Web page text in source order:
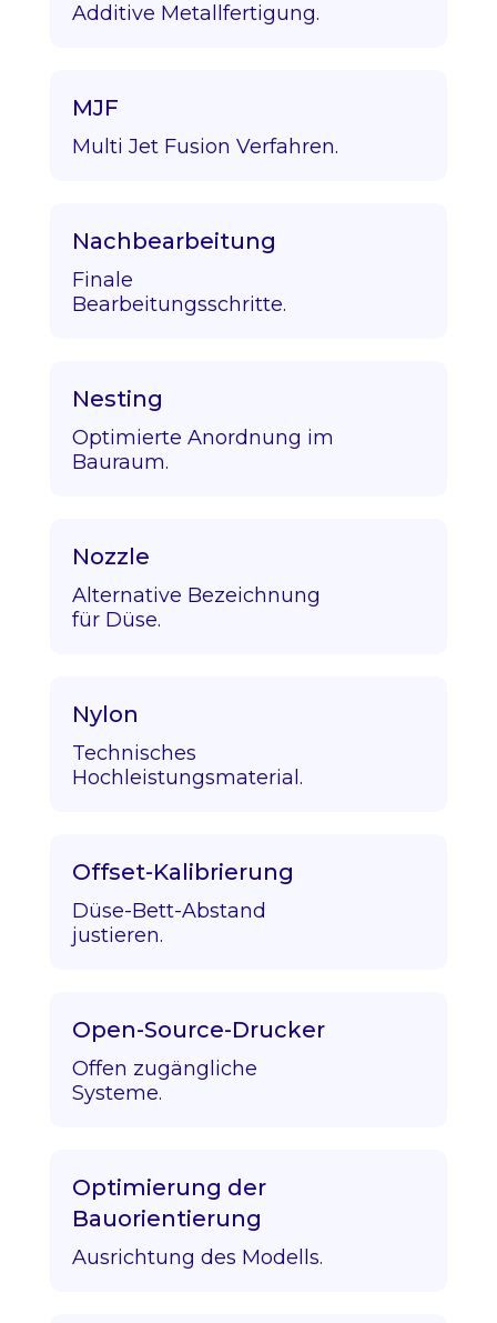
Additive Metallfertigung.
MJF
Multi Jet Fusion Verfahren.
Nachbearbeitung
Finale
Bearbeitungsschritte.
Nesting
Optimierte Anordnung im
Bauraum.
Nozzle
Alternative Bezeichnung
für Düse.
Nylon
Technisches
Hochleistungsmaterial.
Offset-Kalibrierung
Düse-Bett-Abstand
justieren.
Open-Source-Drucker
Offen zugängliche
Systeme.
Optimierung der
Bauorientierung
Ausrichtung des Modells.